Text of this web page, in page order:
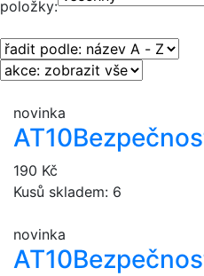
položky:
novinka
AT10
190 Kč
Kusů skladem: 6
novinka
AT10